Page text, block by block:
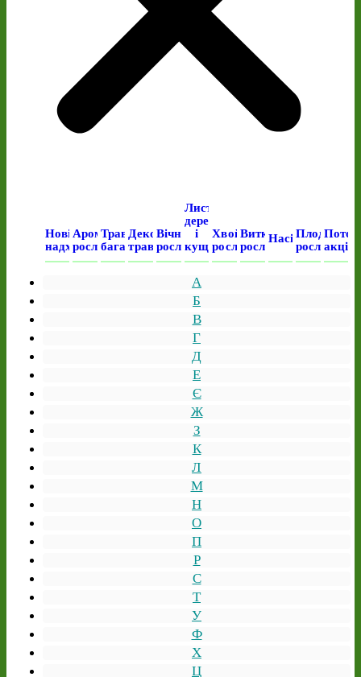
Нові
надходження
Ароматичні
рослини
Трав’янисті
багаторічні
Декоративні
трави
Вічнозелені
рослини
Листяні
дерева
і
кущі
Хвойні
рослини
Виткі
рослини
НасінняПлодові
рослини
акція
А
Б
В
Г
Д
Е
Є
Ж
З
К
Л
М
Н
О
П
Р
С
Т
У
Ф
Х
Ц